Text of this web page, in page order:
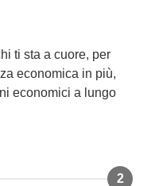
ti sta a cuore, per
economica in più,
economici a lungo
2